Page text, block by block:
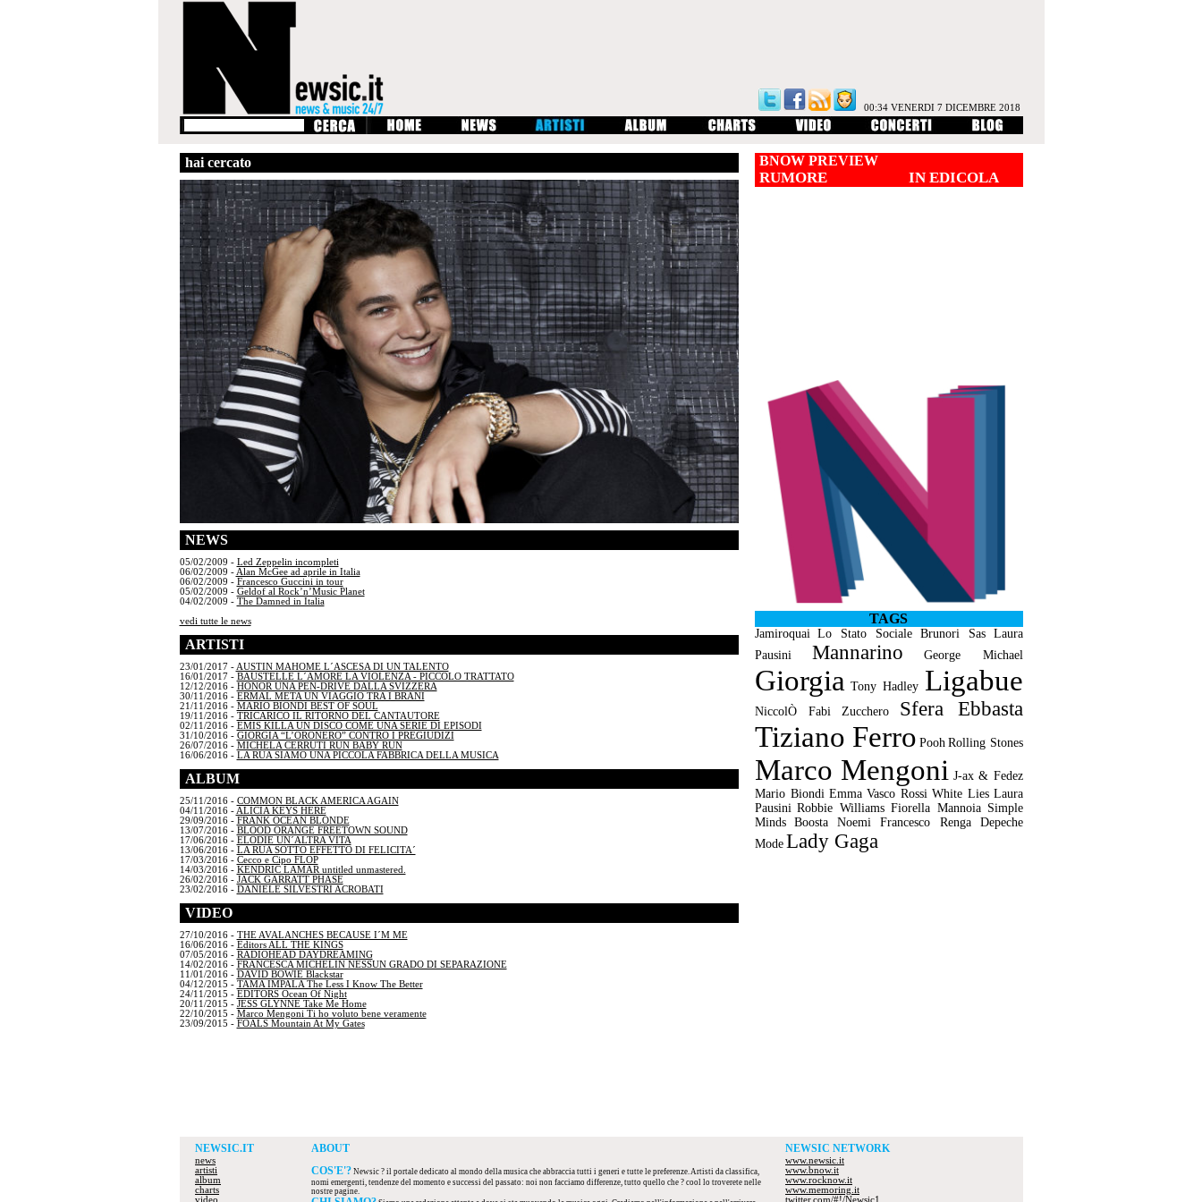
00:34 VENERDI 7 DICEMBRE 2018
hai cercato
NEWS
05/02/2009 - Led Zeppelin incompleti
06/02/2009 - Alan McGee ad aprile in Italia
06/02/2009 - Francesco Guccini in tour
05/02/2009 - Geldof al Rock’n’Music Planet
04/02/2009 - The Damned in Italia
vedi tutte le news
ARTISTI
23/01/2017 - AUSTIN MAHOME L´ASCESA DI UN TALENTO
16/01/2017 - BAUSTELLE L´AMORE LA VIOLENZA - PICCOLO TRATTATO
12/12/2016 - HONOR UNA PEN-DRIVE DALLA SVIZZERA
30/11/2016 - ERMAL META UN VIAGGIO TRA I BRANI
21/11/2016 - MARIO BIONDI BEST OF SOUL
19/11/2016 - TRICARICO IL RITORNO DEL CANTAUTORE
02/11/2016 - EMIS KILLA UN DISCO COME UNA SERIE DI EPISODI
31/10/2016 - GIORGIA “L’ORONERO” CONTRO I PREGIUDIZI
26/07/2016 - MICHELA CERRUTI RUN BABY RUN
16/06/2016 - LA RUA SIAMO UNA PICCOLA FABBRICA DELLA MUSICA
ALBUM
25/11/2016 - COMMON BLACK AMERICA AGAIN
04/11/2016 - ALICIA KEYS HERE
29/09/2016 - FRANK OCEAN BLONDE
13/07/2016 - BLOOD ORANGE FREETOWN SOUND
17/06/2016 - ELODIE UN´ALTRA VITA
13/06/2016 - LA RUA SOTTO EFFETTO DI FELICITA´
17/03/2016 - Cecco e Cipo FLOP
14/03/2016 - KENDRIC LAMAR untitled unmastered.
26/02/2016 - JACK GARRATT PHASE
23/02/2016 - DANIELE SILVESTRI ACROBATI
VIDEO
27/10/2016 - THE AVALANCHES BECAUSE I´M ME
16/06/2016 - Editors ALL THE KINGS
07/05/2016 - RADIOHEAD DAYDREAMING
14/02/2016 - FRANCESCA MICHELIN NESSUN GRADO DI SEPARAZIONE
11/01/2016 - DAVID BOWIE Blackstar
04/12/2015 - TAMA IMPALA The Less I Know The Better
24/11/2015 - EDITORS Ocean Of Night
20/11/2015 - JESS GLYNNE Take Me Home
22/10/2015 - Marco Mengoni Ti ho voluto bene veramente
23/09/2015 - FOALS Mountain At My Gates
BNOW PREVIEW
RUMORE IN EDICOLA
TAGS
Jamiroquai Lo Stato Sociale Brunori Sas
Laura
Pausini
Mannarino George Michael
Giorgia Tony Hadley Ligabue
NiccolÒ Fabi Zucchero Sfera Ebbasta
Tiziano Ferro Pooh Rolling Stones
Marco Mengoni J-ax & Fedez
Mario Biondi Emma Vasco Rossi White Lies Laura
Pausini Robbie Williams Fiorella Mannoia Simple
Minds
Boosta Noemi Francesco Renga
Depeche
Mode Lady Gaga
NEWSIC.IT
news
artisti
album
charts
video
ABOUT
COS'E'? Newsic ? il portale dedicato al mondo della musica che abbraccia tutti i generi e tutte le preferenze. Artisti da classifica,
nomi emergenti, tendenze del momento e successi del passato: noi non facciamo differenze, tutto quello che ? cool lo troverete nelle
nostre pagine.
NEWSIC NETWORK
www.newsic.it
www.bnow.it
www.rocknow.it
www.memoring.it
twitter.com/#!/Newsic1